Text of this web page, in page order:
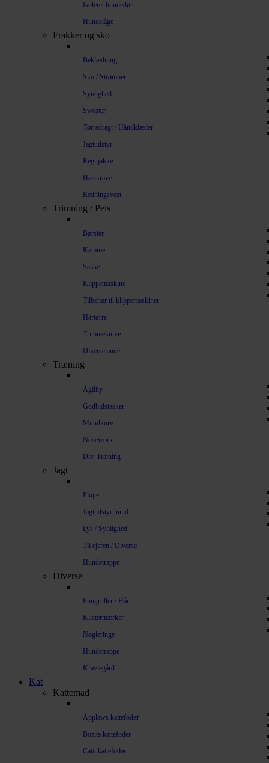
Isoleret hundedør
Hundelåge
Frakker og sko
Beklædning
Sko / Strømper
Synlighed
Sweater
Tørredragt / Håndklæder
Jagtudstyr
Regnjakke
Halskrave
Redningsvest
Trimning / Pels
Børster
Kamme
Sakse
Klippemaskine
Tilbehør til klippemaskiner
Hårtørre
Trimmeknive
Diverse andet
Træning
Agility
Godbidstasker
Mundkurv
Nosework
Div. Træning
Jagt
Fløjte
Jagtudstyr hund
Lys / Synlighed
Til ejeren / Diverse
Hundetrappe
Diverse
Fnugruller / Hår
Klistermærker
Nøgleringe
Hundetrappe
Kravlegård
Kat
Kattemad
Applaws kattefoder
Bozita kattefoder
Catit kattefoder